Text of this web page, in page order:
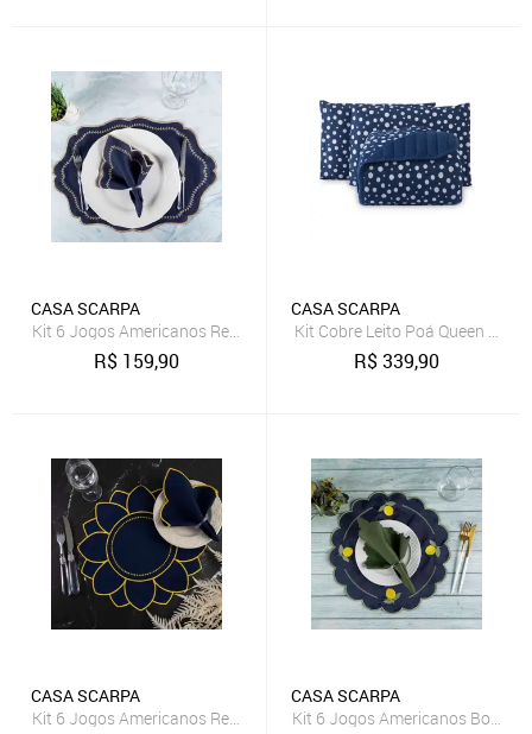
CASA SCARPA
Kit 6 Jogos Americanos Retangular com Guardanapos Bordado -
R$ 159,90
CASA SCARPA
Kit Cobre Leito Poá Queen
R$339,90
CASA SCARPA
Kit 6 Jogos Americanos Redondo com Guardanapos Bordado -
CASA SCARPA
Kit 6 Jogos Americanos